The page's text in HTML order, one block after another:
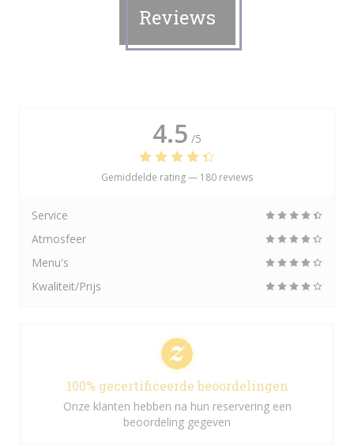
Reviews
4.5 /5
Gemiddelde rating — 180 reviews
Service
Atmosfeer
Menu's
Kwaliteit/Prijs
100% gecertificeerde beoordelingen
Onze klanten hebben na hun reservering een
beoordeling gegeven